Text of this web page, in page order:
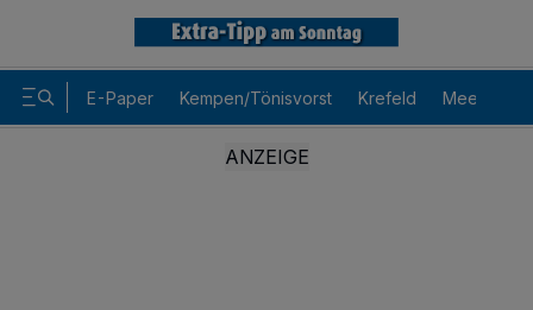
E-Paper Kempen/Tönisvorst Krefeld Meerbusch